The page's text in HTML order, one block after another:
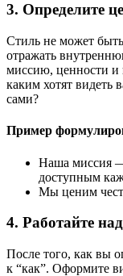
3. Определите
Стиль не может
отражать
миссию, ценности и
каким хотят видеть
сами?
Пример
Наша миссия —
доступным
Мы ценим
4. Работайте
После того, как вы
к “как”. Оформите